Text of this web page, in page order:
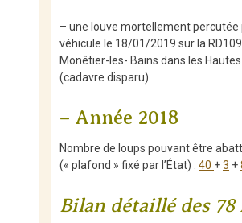
– une louve mortellement percutée
véhicule le 18/01/2019 sur la
Monêtier-les- Bains dans les
(cadavre disparu).
– Année 2018
Nombre de loups pouvant être
(« plafond » fixé par l’État) : 40 +3 +
Bilan détaillé des 78